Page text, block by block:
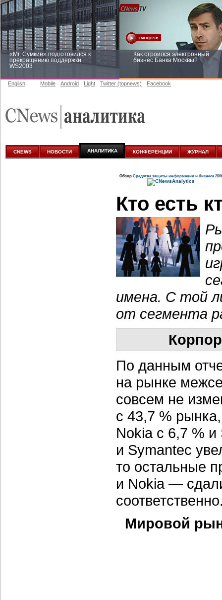
«Mr. Сумкин» подготовился к
прекращению поддержки
WS2003
Как строился электронный
бизнес Банка Москвы?
аналитике
English Mobile Android Light Twitter (topnews) Facebook
CNEWS НОВОСТИ АНАЛИТИКА КОНФЕРЕНЦИИ ЖУРНАЛ
Обзор Средства защиты информации и бизнеса
Кто есть
имена. С той
от сегмента
По данным
на рынке
совсем не
с 43,7 %
Nokia с 6,7 %
и Symantec
то остальные
и Nokia —
Мировой